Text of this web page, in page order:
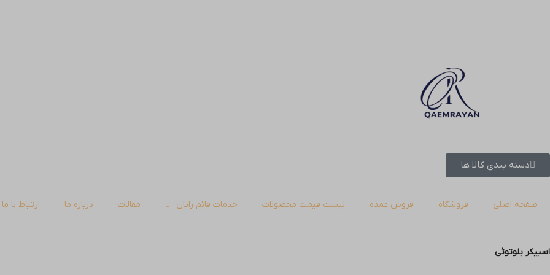
دسته بندی کالا ها
صفحه اصلی فروشگاه فروش عمده لیست قیمت محصولات خدمات قائم رایان مقالات درباره ما ارتباط با ما
اسبیکر بلوتوثی